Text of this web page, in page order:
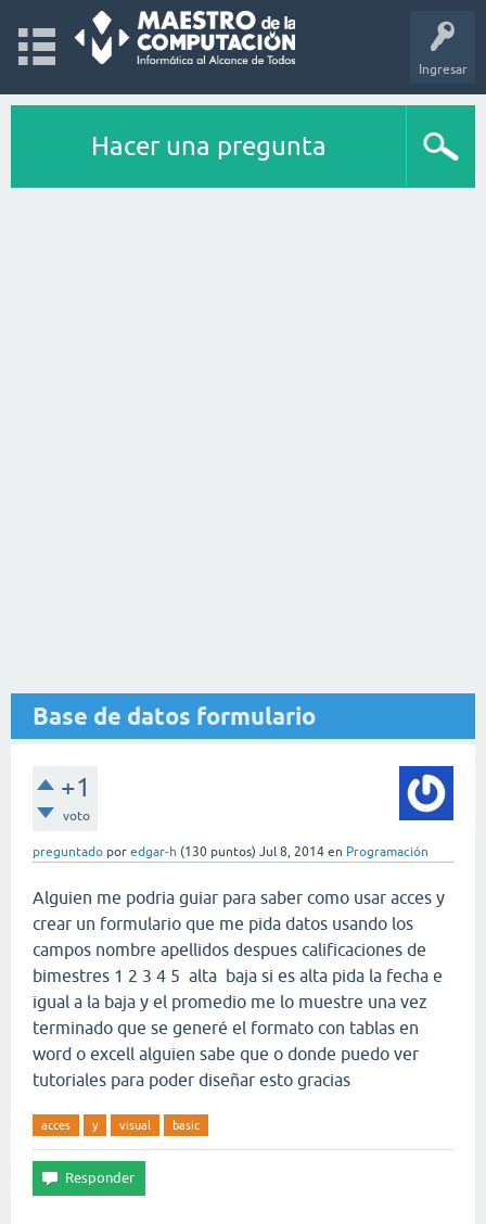
Ingresar
Hacer una pregunta
Base de datos formulario
+1
voto
preguntado por edgar-h (130 puntos) Jul 8, 2014 en Programación
Alguien me podria guiar para saber como usar acces y
crear un formulario que me pida datos usando los
campos nombre apellidos despues calificaciones de
bimestres 1 2 3 4 5 alta baja si es alta pida la fecha e
igual a la baja y el promedio me lo muestre una vez
terminado que se generé el formato con tablas en
word o excell alguien sabe que o donde puedo ver
tutoriales para poder diseñar esto gracias
acces y visual basic